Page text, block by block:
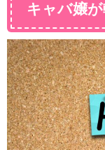
キャバ嬢